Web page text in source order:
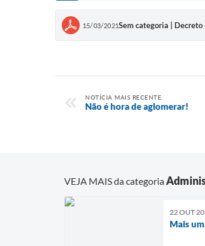
15/03/2021Sem categoria | Decreto
NOTÍCIA MAIS RECENTE
Não é hora de aglomerar!
VEJA MAIS da categoria
22 OUT
Mais